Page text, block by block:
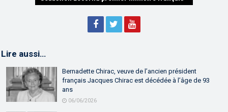
Lire aussi…
Bernadette Chirac, veuve de l’ancien président
français Jacques Chirac est décédée à l’âge de 93
ans
06/06/2026